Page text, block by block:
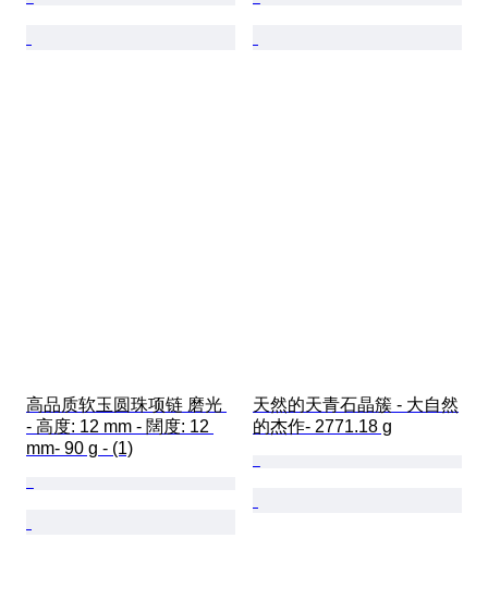
高品质软玉圆珠项链 磨光
- 高度: 12 mm - 闊度: 12
mm- 90 g - (1)
天然的天青石晶簇 - 大自然
的杰作- 2771.18 g